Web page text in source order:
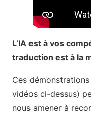
L’IA est à vos
traduction est à la
Ces
vidéos ci-dessus)
nous amener à